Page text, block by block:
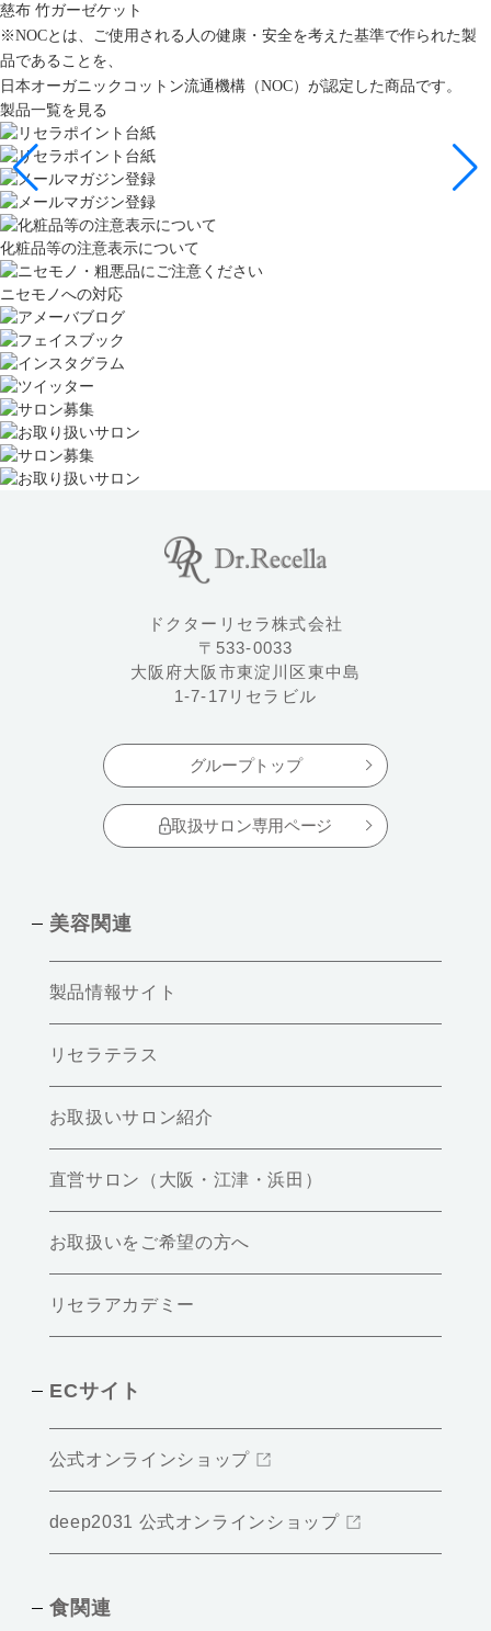
慈布 竹ガーゼケット
※NOCとは、ご使用される人の健康・安全を考えた基準で作られた製
品であることを、
日本オーガニックコットン流通機構（NOC）が認定した商品です。
製品一覧を見る
化粧品等の注意表示について
ニセモノへの対応
ドクターリセラ株式会社
〒533-0033
大阪府大阪市東淀川区東中島
1-7-17リセラビル
グループトップ
取扱サロン専用ページ
美容関連
製品情報サイト
リセラテラス
お取扱いサロン紹介
直営サロン（大阪・江津・浜田）
お取扱いをご希望の方へ
リセラアカデミー
ECサイト
公式オンラインショップ
deep2031 公式オンラインショップ
食関連